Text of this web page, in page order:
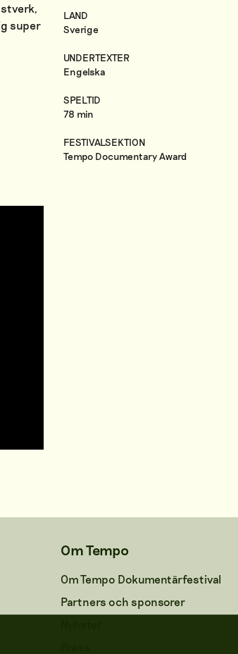
super
LAND
Sverige
UNDERTEXTER
Engelska
SPELTID
78 min
FESTIVALSEKTION
Tempo Documentary Award
Om Tempo
Om Tempo Dokumentärfestival
Partners och sponsorer